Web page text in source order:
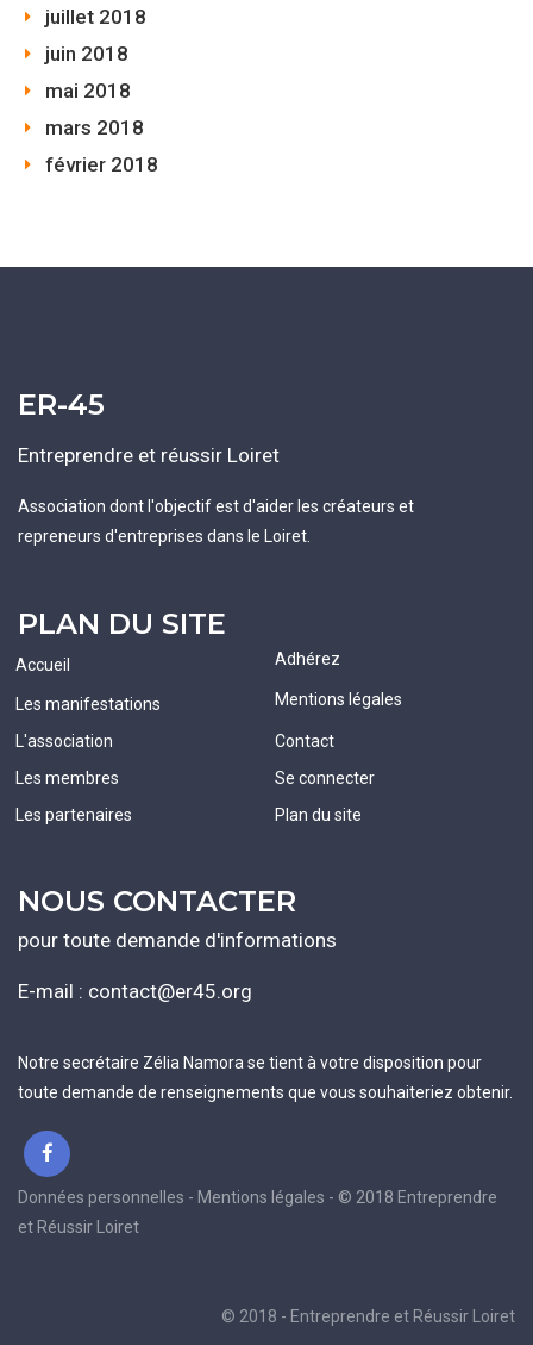
juillet 2018
juin 2018
mai 2018
mars 2018
février 2018
ER-45
Entreprendre et réussir Loiret
Association dont l'objectif est d'aider les créateurs et
repreneurs d'entreprises dans le Loiret.
PLAN DU SITE
Accueil
Les manifestations
L'association
Les membres
Les partenaires
Adhérez
Mentions légales
Contact
Se connecter
Plan du site
NOUS CONTACTER
pour toute demande d'informations
E-mail : contact@er45.org
Notre secrétaire Zélia Namora se tient à votre disposition pour
toute demande de renseignements que vous souhaiteriez obtenir.
Données personnelles - Mentions légales - © 2018 Entreprendre
et Réussir Loiret
© 2018 - Entreprendre et Réussir Loiret